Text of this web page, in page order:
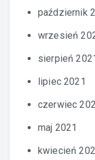
październik
wrzesień
sierpień
lipiec 2021
czerwiec
maj 2021
kwiecień